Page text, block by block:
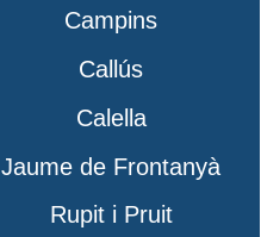
Campins
Callús
Calella
Jaume de Frontanyà
Rupit i Pruit